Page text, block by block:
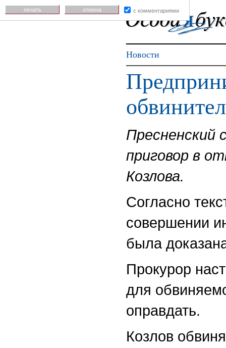
Новости
Пресненский
приговор в
Козлова.
Согласно
совершении
была
Прокурор
для
оправдать.
Козлов
печать отмена с комментариями